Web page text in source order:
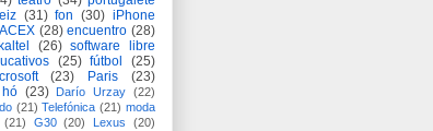
(31) fon (30) iPhone
ACEX (28) encuentro (28)
(26) software libre
(25) fútbol
(25)
(23) Paris
(23)
hó (23) Darío Urzay (22)
(21) Telefónica (21) moda
(21) G30 (20) Lexus
(20)